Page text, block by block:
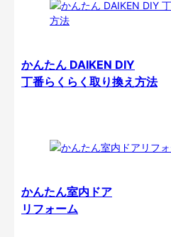
かんたん DAIKEN DIY
丁番らくらく取り換え方法
かんたん室内ドア
リフォーム